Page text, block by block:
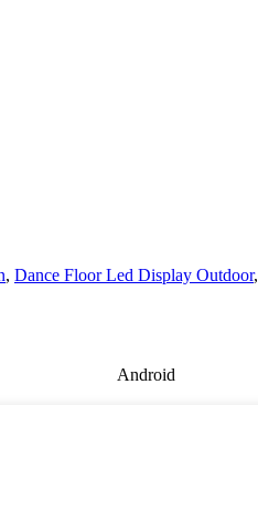
, Dance Floor Led Display Outdoor,
Android